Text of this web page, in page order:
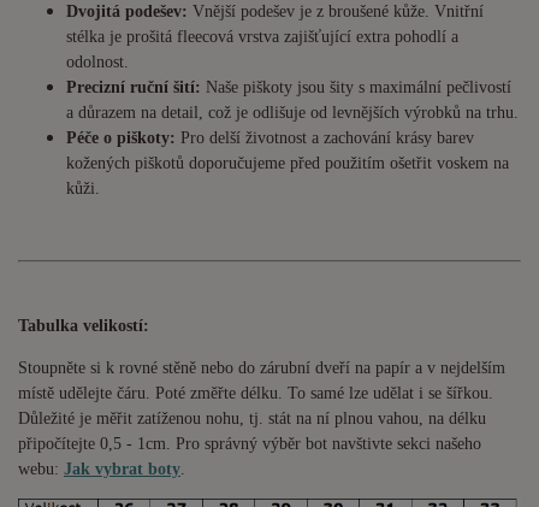
Dvojitá podešev: Vnější podešev je z broušené kůže. Vnitřní
stélka je prošitá fleecová vrstva zajišťující extra pohodlí a
odolnost.
Precizní ruční šití: Naše piškoty jsou šity s maximální pečlivostí
a důrazem na detail, což je odlišuje od levnějších výrobků na trhu.
Péče o piškoty: Pro delší životnost a zachování krásy barev
kožených piškotů doporučujeme před použitím ošetřit voskem na
kůži.
Tabulka velikostí:
Stoupněte si k rovné stěně nebo do zárubní dveří na papír a v nejdelším
místě udělejte čáru. Poté změřte délku. To samé lze udělat i se šířkou.
Důležité je měřit zatíženou nohu, tj. stát na ní plnou vahou, na délku
připočítejte 0,5 - 1cm . Pro správný výběr bot navštivte sekci našeho
webu: Jak vybrat boty